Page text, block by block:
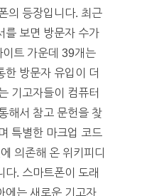
의 등장입니다. 최근
를 보면 방문자 수가
트 가운데 39개는
한 방문자 유입이 더
기고자들이 컴퓨터
해서 참고 문헌을 찾
특별한 마크업 코드
의존해 온 위키피디
다. 스마트폰이 도래
에는 새로운 기고자